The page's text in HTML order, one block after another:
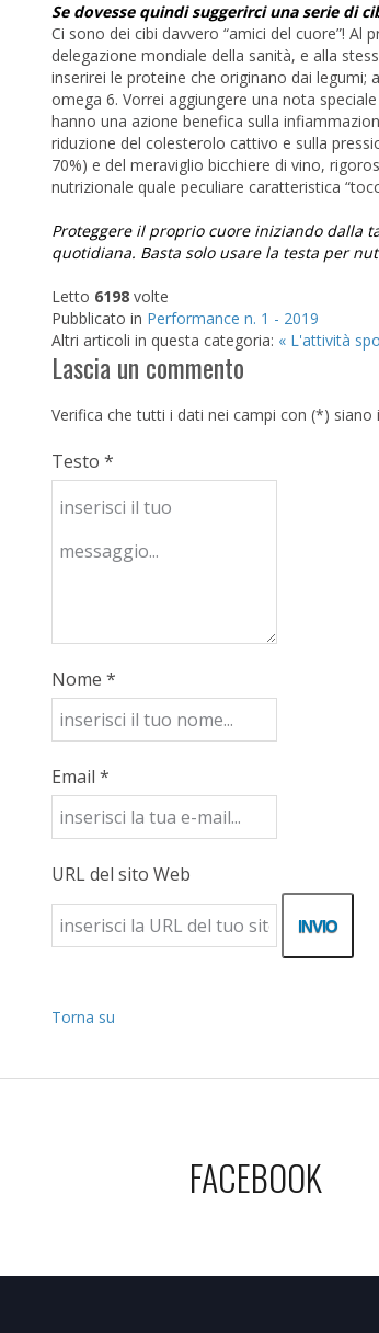
Se dovesse quindi suggerirci una serie di
Ci sono dei cibi davvero “amici del cuore”!
delegazione mondiale della sanità, e alla
inserirei le proteine che originano dai
omega 6. Vorrei aggiungere una nota
hanno una azione benefica sulla
riduzione del colesterolo cattivo e sulla
70%) e del meraviglio bicchiere di vino,
nutrizionale quale peculiare caratteristica
Proteggere il proprio cuore iniziando dalla
quotidiana. Basta solo usare la testa per
Letto 6198 volte
Pubblicato in Performance n. 1 - 2019
Altri articoli in questa categoria: « L'attività
Lascia un commento
Verifica che tutti i dati nei campi con (*)
Testo *
Nome *
Email *
URL del sito Web
Torna su
FACEBOOK